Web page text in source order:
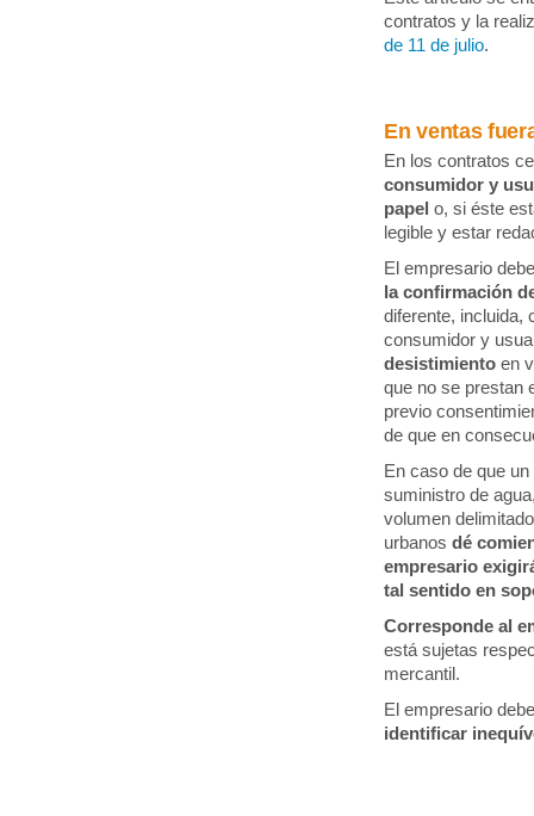
contratos y la
de 11 de julio.
En ventas
En los contratos
consumidor y
papel o, si éste
legible y estar
El empresario
la confirmación
diferente, incluida,
consumidor y
desistimiento en
que no se prestan
previo
de que en
En caso de que
suministro de
volumen
urbanosdé
empresario
tal sentido en
Corresponde al
está sujetas
mercantil.
El empresario
identificar